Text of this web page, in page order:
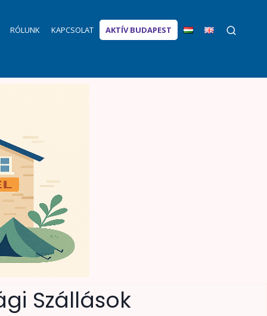
RÓLUNK KAPCSOLAT AKTÍV BUDAPEST
Szállások